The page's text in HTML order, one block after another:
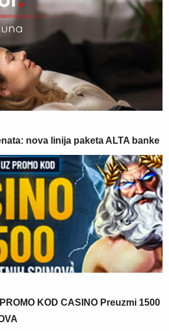
nova linija paketa ALTA banke
KOD CASINO Preuzmi 1500